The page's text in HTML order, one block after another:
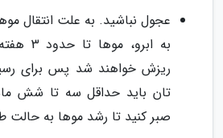
عجول نباشید. به علت انتقال
به
ریزش خواهند شد پس برای
تان باید حداقل سه تا شش
صبر کنید تا رشد موها به حالت